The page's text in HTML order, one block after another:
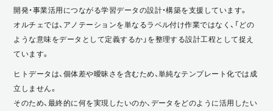
開発・事業活用につながる学習データの設計・構築を支援しています。
オルチェでは、アノテーションを単なるラベル付け作業ではなく、「どの
ような意味をデータとして定義するか」を整理する設計工程として捉え
ています。
ヒトデータは、個体差や曖昧さを含むため、単純なテンプレート化では成
立しません。
そのため、最終的に何を実現したいのか、データをどのように活用したい